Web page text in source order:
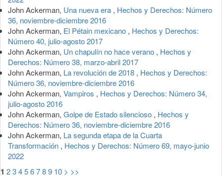
John Ackerman, Una nueva era , Hechos y Derechos: Número
36, noviembre-diciembre 2016
John Ackerman, El Pétain mexicano , Hechos y Derechos:
Número 40, julio-agosto 2017
John Ackerman, Un chapulín no hace verano , Hechos y
Derechos: Número 38, marzo-abril 2017
John Ackerman, La revolución de 2018 , Hechos y Derechos:
Número 36, noviembre-diciembre 2016
John Ackerman, Vampiros , Hechos y Derechos: Número 34,
julio-agosto 2016
John Ackerman, Golpe de Estado silencioso , Hechos y
Derechos: Número 36, noviembre-diciembre 2016
John Ackerman, La segunda etapa de la Cuarta
Transformación , Hechos y Derechos: Número 69, mayo-junio
2022
1 23456789 10 > >>